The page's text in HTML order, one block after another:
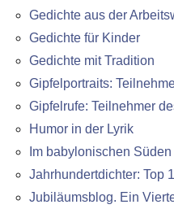
Gedichte aus der
Gedichte für Kinder
Gedichte mit Tradition
Gipfelportraits:
Gipfelrufe: Teilnehmer
Humor in der Lyrik
Im babylonischen
Jahrhundertdichter: Top
Jubiläumsblog. Ein